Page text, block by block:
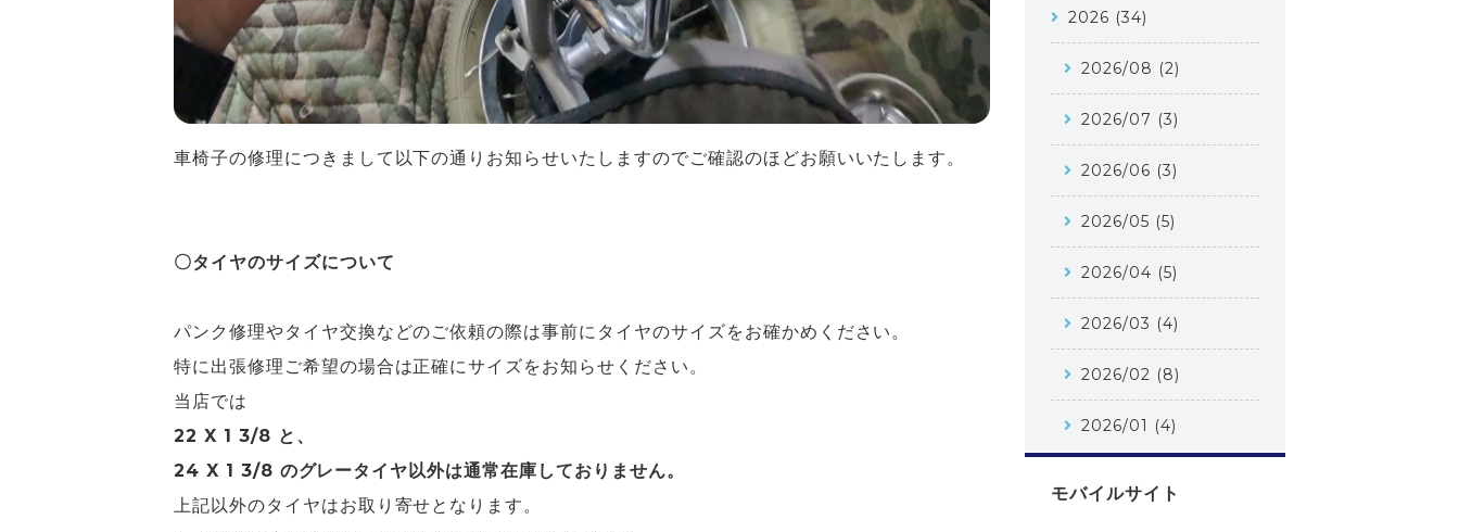
車椅子の修理につきまして以下の通りお知らせいたしますのでご確認のほどお願いいたします。
〇タイヤのサイズについて
パンク修理やタイヤ交換などのご依頼の際は事前にタイヤのサイズをお確かめください。
特に出張修理ご希望の場合は正確にサイズをお知らせください。
当店では
22 X 1 3/8 と、
24 X 1 3/8 のグレータイヤ以外は通常在庫しておりません。
上記以外のタイヤはお取り寄せとなります。
2026 (34)
2026/08 (2)
2026/07 (3)
2026/06 (3)
2026/05 (5)
2026/04 (5)
2026/03 (4)
2026/02 (8)
2026/01 (4)
モバイルサイト